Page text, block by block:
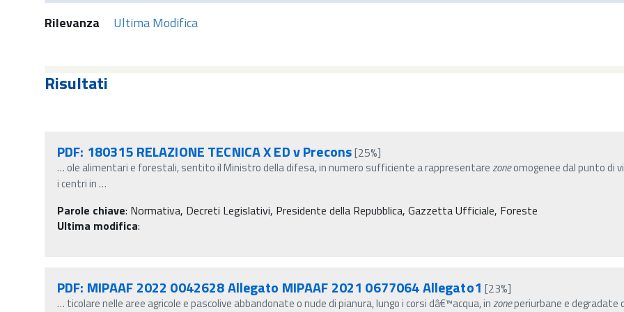
Rilevanza Ultima Modifica
Risultati
PDF: 180315 RELAZIONE TECNICA X ED v Precons[25%]
… ole alimentari e forestali, sentito il Ministro della difesa, in numero sufficiente a rappresentarezoneomogenee dal punto di
i centri in…
Parole chiave: Normativa, Decreti Legislativi, Presidente della Repubblica, Gazzetta Ufficiale, Foreste
Ultima modifica:
PDF: MIPAAF 2022 0042628 Allegato MIPAAF 2021 0677064 Allegato1 [23%]
… ticolare nelle aree agricole e pascolive abbandonate o nude di pianura, lungo i corsi dâ€™acqua, inzoneperiurbane e degradate